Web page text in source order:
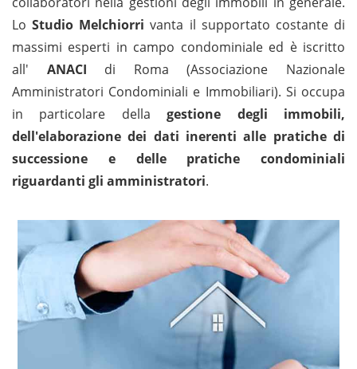
LoStudio Melchiorrivanta il supportato costante di
massimi esperti in campo condominiale ed è iscritto
all' ANACI di Roma (Associazione Nazionale
Amministratori Condominiali e Immobiliari). Si occupa
in particolare dellagestione degli immobili,
dell'elaborazione dei dati inerenti alle pratiche di
successione e delle pratiche condominiali
riguardanti gli amministratori.